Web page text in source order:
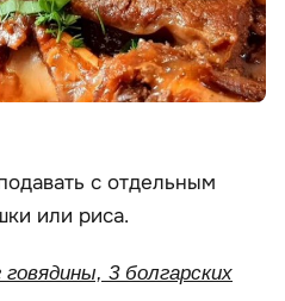
с отдельным
или риса.
говядины, 3 болгарских